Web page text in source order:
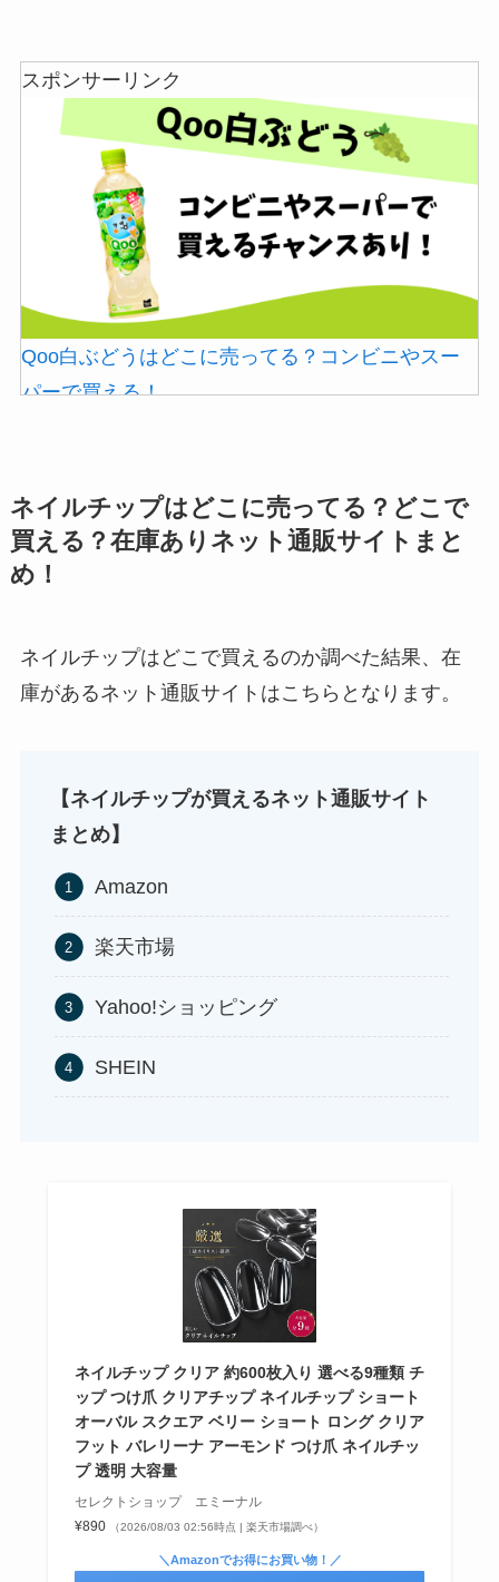
五家宝はどこで買える？取扱店はスーパーや百貨
イソー）やドンキで買える！
ストコで買える！
ガツンと杏仁豆腐はどこに売ってる？販売終了で
使い捨ておしぼりはどこで買える？販売店は100均
（ダイソー、セリア）！
LANケーブルはどこで買える？ドンキや100均に売
シャチハタはどこに売ってる？100均やロフトで買
える！
あずきバーこしあんはどこで売ってる？コンビニ
には売ってない？
スポンサーリンク
Qoo白ぶどうはどこに売ってる？コンビニやスー
パーで買える！
ストレッチポールはどこで買える？取扱店は100均
やニトリ？
アサイーの冷凍はどこに売ってる？コストコや業
務スーパーで買える！
食紅はどこで買える？ダイソーやセリアなどの100
ネイルチップはどこに売ってる？どこで
買える？在庫ありネット通販サイトまと
め！
ネイルチップはどこで買えるのか調べた結果、在
庫があるネット通販サイトはこちらとなります。
【ネイルチップが買えるネット通販サイト
まとめ】
Amazon
楽天市場
Yahoo!ショッピング
SHEIN
ネイルチップ クリア 約600枚入り 選べる9種類 チ
ップ つけ爪 クリアチップ ネイルチップ ショート
オーバル スクエア ベリー ショート ロング クリア
フット バレリーナ アーモンド つけ爪 ネイルチッ
プ 透明 大容量
セレクトショップ エミーナル
¥890
（2026/08/03 02:56時点 | 楽天市場調べ）
＼Amazonでお得にお買い物！／